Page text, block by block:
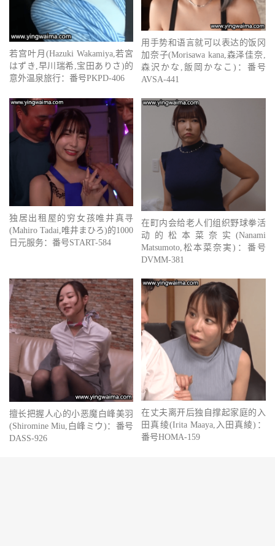
若宫叶月(Hazuki Wakamiya,若宮
はずき,早川瑞希,宝田ありさ)的
意外温泉旅行：番号PKPD-406
用手势和语言就可以表达的饭冈
加奈子(Morisawa kana,森泽佳奈,
森沢かな,飯岡かなこ)：番号
AVSA-441
独居出租屋的穷女孩唯井真寻
(Mahiro Tadai,唯井まひろ)的1000
日元服务：番号START-584
在町内会给老人们组织野球拳活
动的松本菜奈实(Nanami
Matsumoto,松本菜奈実)：番号
DVMM-381
擅长把握人心的小恶魔白峰美羽
(Shiromine Miu,白峰ミウ)：番号
DASS-926
在丈夫离开后独自撑起家庭的入
田真绫(Irita Maaya,入田真綾)：
番号HOMA-159